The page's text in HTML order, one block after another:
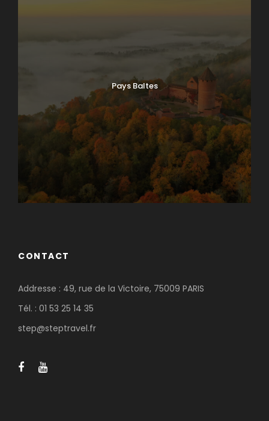
Pays Baltes
CONTACT
Addresse : 49, rue de la Victoire, 75009 PARIS
Tél. : 01 53 25 14 35
step@steptravel.fr